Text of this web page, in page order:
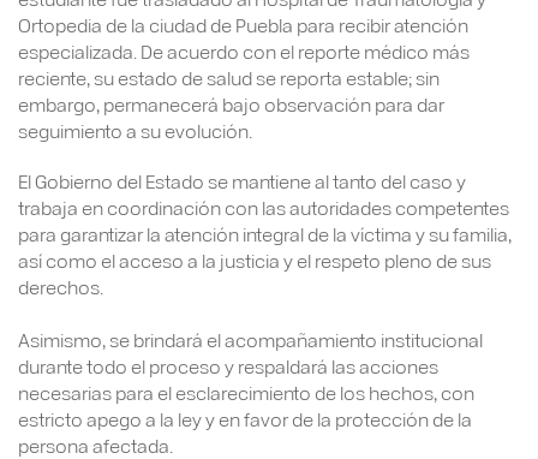
Ortopedia de la ciudad de Puebla para recibir atención
especializada. De acuerdo con el reporte médico más
reciente, su estado de salud se reporta estable; sin
embargo, permanecerá bajo observación para dar
seguimiento a su evolución.
El Gobierno del Estado se mantiene al tanto del caso y
trabaja en coordinación con las autoridades competentes
para garantizar la atención integral de la víctima y su familia,
así como el acceso a la justicia y el respeto pleno de sus
derechos.
Asimismo, se brindará el acompañamiento institucional
durante todo el proceso y respaldará las acciones
necesarias para el esclarecimiento de los hechos, con
estricto apego a la ley y en favor de la protección de la
persona afectada.